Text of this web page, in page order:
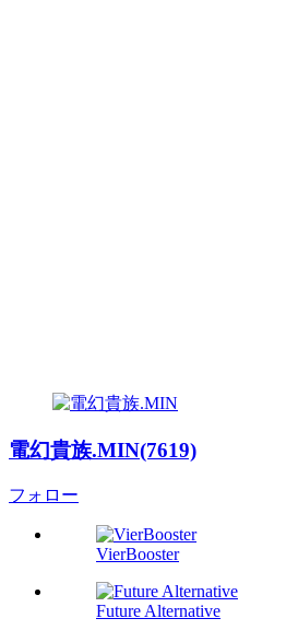
電幻貴族.MIN(7619)
フォロー
VierBooster
Future Alternative